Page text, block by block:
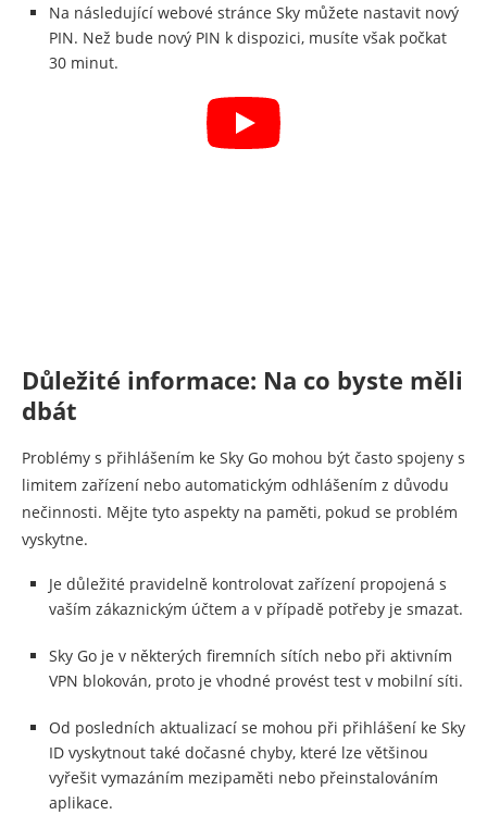
Na následující webové stránce Sky můžete nastavit nový
PIN. Než bude nový PIN k dispozici, musíte však počkat
30 minut.
Důležité informace: Na co byste měli
dbát
Problémy s přihlášením ke Sky Go mohou být často spojeny s
limitem zařízení nebo automatickým odhlášením z důvodu
nečinnosti. Mějte tyto aspekty na paměti, pokud se problém
vyskytne.
Je důležité pravidelně kontrolovat zařízení propojená s
vaším zákaznickým účtem a v případě potřeby je smazat.
Sky Go je v některých firemních sítích nebo při aktivním
VPN blokován, proto je vhodné provést test v mobilní síti.
Od posledních aktualizací se mohou při přihlášení ke Sky
ID vyskytnout také dočasné chyby, které lze většinou
vyřešit vymazáním mezipaměti nebo přeinstalováním
aplikace.